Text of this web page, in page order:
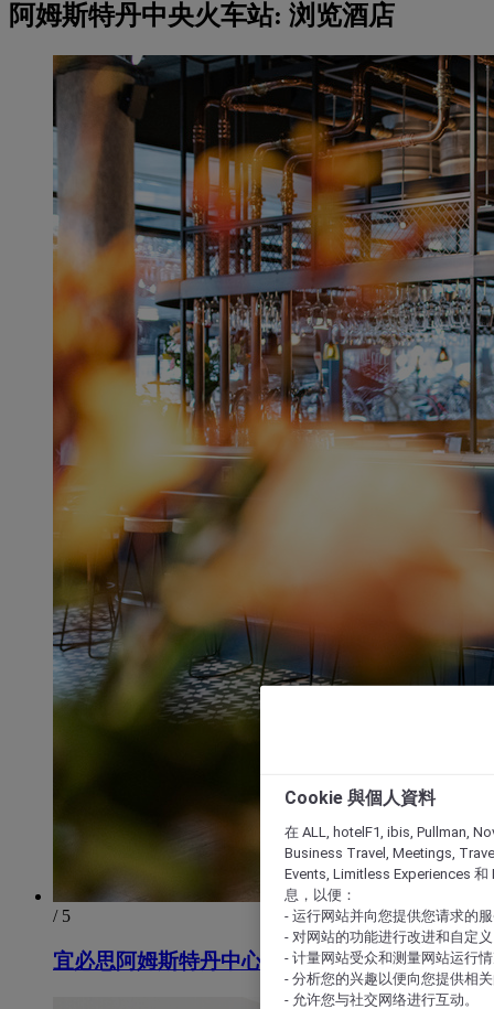
阿姆斯特丹中央火车站: 浏览酒店
/ 5
宜必思阿姆斯特丹中心酒店
Cookie 與個人資料
在 ALL, hotelF1, ibis, Pullman,
Business Travel, Meetings,
Events, Limitless Experiences 和
息，以便：
- 运行网站并向您提供您请求的
- 对网站的功能进行改进和自定义
- 计量网站受众和测量网站运行
- 分析您的兴趣以便向您提供相
- 允许您与社交网络进行互动。